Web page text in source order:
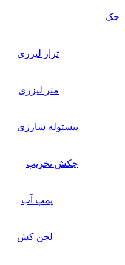
جک
تراز لیزری
متر لیزری
پیستوله شارژی
چکش تخریب
پمپ آب
لجن کش